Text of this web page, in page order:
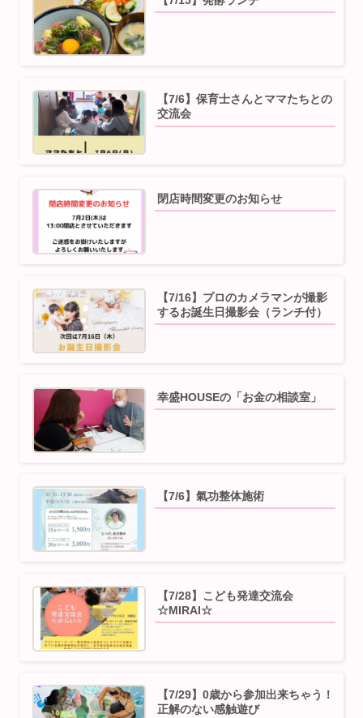
【7/6】保育士さんとママたちとの
交流会
閉店時間変更のお知らせ
【7/16】プロのカメラマンが撮影
するお誕生日撮影会（ランチ付）
幸盛HOUSEの「お金の相談室」
【7/6】⁡氣功整体施術
【7/28】こども発達交流会
☆MIRAI☆
【7/29】0歳から参加出来ちゃう！
正解のない感触遊び